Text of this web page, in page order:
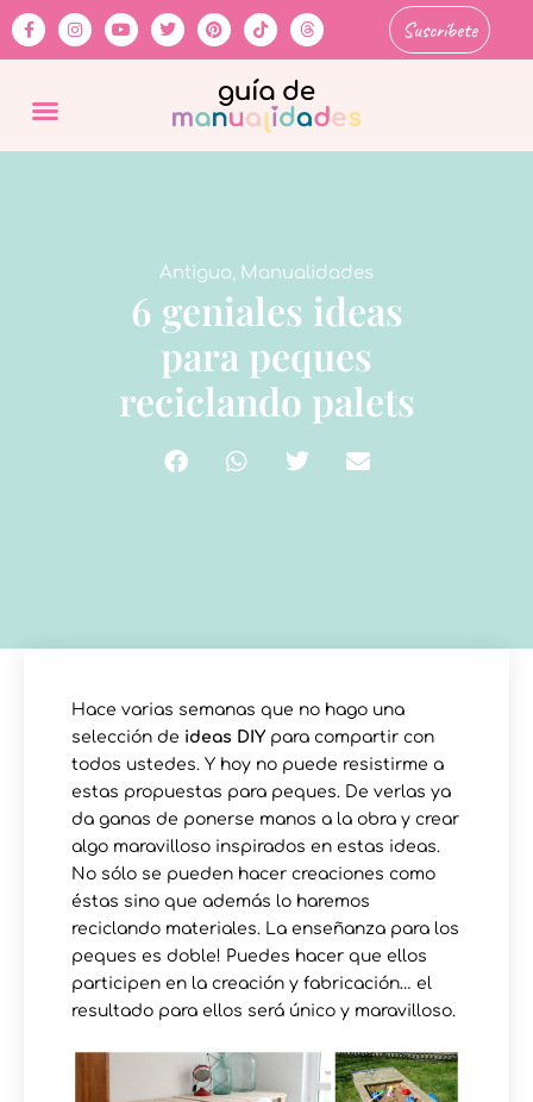
Suscríbete
Antiguo, Manualidades
6 geniales ideas
para peques
reciclando palets
Hace varias semanas que no hago una
selección de ideas DIY para compartir con
todos ustedes. Y hoy no puede resistirme a
estas propuestas para peques. De verlas ya
da ganas de ponerse manos a la obra y crear
algo maravilloso inspirados en estas ideas.
No sólo se pueden hacer creaciones como
éstas sino que además lo haremos
reciclando materiales. La enseñanza para los
peques es doble! Puedes hacer que ellos
participen en la creación y fabricación… el
resultado para ellos será único y maravilloso.